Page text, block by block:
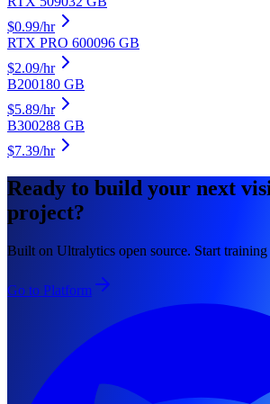
$0.99/hr
RTX PRO 600096 GB
$2.09/hr
B200180 GB
$5.89/hr
B300288 GB
$7.39/hr
Ready to build your next
project?
Built on Ultralytics open source. Start training
Go to Platform